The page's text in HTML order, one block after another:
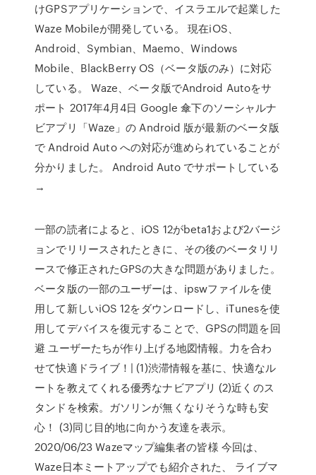
けGPSアプリケーションで、イスラエルで起業した
Waze Mobileが開発している。 現在iOS、
Android、Symbian、Maemo、Windows
Mobile、BlackBerry OS（ベータ版のみ）に対応
している。 Waze、ベータ版でAndroid Autoをサ
ポート 2017年4月4日 Google 傘下のソーシャルナ
ビアプリ「Waze」の Android 版が最新のベータ版
で Android Auto への対応が進められていることが
分かりました。 Android Auto でサポートしている
→
一部の読者によると、iOS 12がbeta1および2バージ
ョンでリリースされたときに、その後のベータリリ
ースで修正されたGPSの大きな問題がありました。
ベータ版の一部のユーザーは、ipswファイルを使
用して新しいiOS 12をダウンロードし、iTunesを使
用してデバイスを復元することで、GPSの問題を回
避 ユーザーたちが作り上げる地図情報。力を合わ
せて快適ドライブ！| (1)渋滞情報を基に、快適なル
ートを教えてくれる優秀なナビアプリ (2)近くのス
タンドを検索。ガソリンが無くなりそうな時も安
心！ (3)同じ目的地に向かう友達を表示。
2020/06/23 Wazeマップ編集者の皆様 今回は、
Waze日本ミートアップでも紹介された、 ライブマ